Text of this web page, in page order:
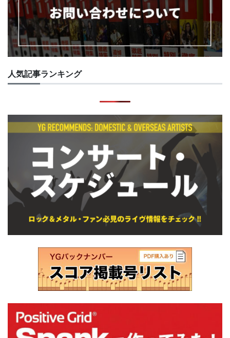
人気記事ランキング